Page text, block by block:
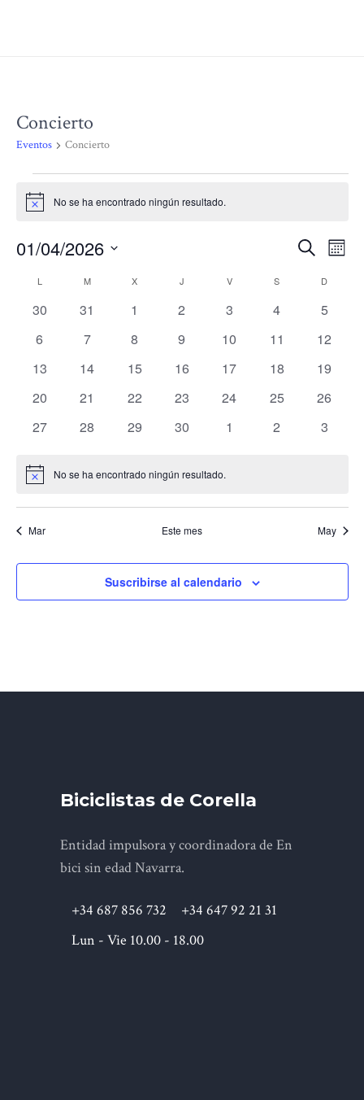
Concierto
Eventos Concierto
Eventos
Aviso No se ha encontrado ningún resultado.
de
de
BuscarMes
01/04/2026
fecha.
Calendario
de
Eventos
L MMARTES X MIÉRCOLES
J VVIERNES S D
0
30
0
31
0
1
0
2
0
3
0
4
0
5
0
6
0
7
0
8
0
9
0
10
0
11
0
12
0
13
0
14
0
15
0
16
0
17
0
18
0
19
0
20
0
21
0
22
0
23
0
24
0
25
0
26
0
27
0
28
0
29
0
30
0
1
0
2
0
3
Aviso No se ha encontrado ningún resultado.
Mar Este mes May
Suscribirse al calendario
Biciclistas de Corella
Entidad impulsora y coordinadora de En
bici sin edad Navarra.
+34 687 856 732
+34 647 92 21 31
Lun - Vie 10.00 - 18.00